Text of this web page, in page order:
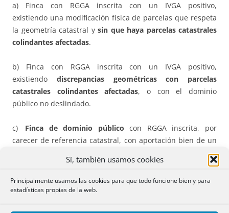
Sí, también usamos cookies
Principalmente usamos las cookies para que todo funcione bien y para
estadísticas propias de la web.
a) Finca con RGGA inscrita con un IVGA positivo,
existiendo una modificación física de parcelas que respeta
la geometría catastral y sin que haya parcelas catastrales
colindantes afectadas.
b) Finca con RGGA inscrita con un IVGA positivo,
existiendo discrepancias geométricas con parcelas
catastrales colindantes afectadas, o con el dominio
público no deslindado.
c) Finca de dominio público con RGGA inscrita, por
carecer de referencia catastral, con aportación bien de un
IVGA positivo o del informe positivo del Catastro previsto
artículo 206 LH.
Efectos:La finca podrá ser considerada como